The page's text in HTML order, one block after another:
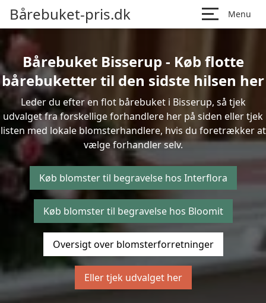
Bårebuket-pris.dk Menu
Bårebuket Bisserup - Køb flotte
bårebuketter til den sidste hilsen her
Leder du efter en flot bårebuket i Bisserup, så tjek
udvalget fra forskellige forhandlere her på siden eller tjek
listen med lokale blomsterhandlere, hvis du foretrækker at
vælge forhandler selv.
Køb blomster til begravelse hos Interflora
Køb blomster til begravelse hos Bloomit
Oversigt over blomsterforretninger
Eller tjek udvalget her